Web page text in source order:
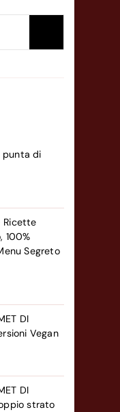
punta di
Ricette
100%
Segreto
DI
Vegan
DI
strato